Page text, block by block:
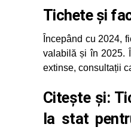
Tichete și
Începând cu 2024,
valabilă și în 2025.
extinse, consultații
Citește și:
la stat